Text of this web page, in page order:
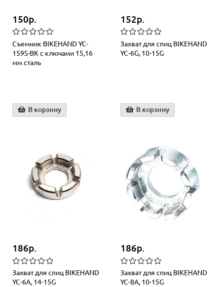
150р.
Съемник BIKEHAND YC-
159S-BK с ключами 15,16
мм сталь
В корзину
152р.
Захват для спиц BIKEHAND
YC-6G, 10-15G
В корзину
186р.
Захват для спиц BIKEHAND
YC-6A, 14-15G
186р.
Захват для спиц BIKEHAND
YC-8A, 10-15G